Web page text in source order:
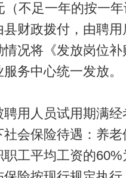
（不足一年的按一
县财政拨付，由聘用
况将《发放岗位补
务中心统一发放。
聘用人员试用期满
社会保险待遇：养
职工平均工资的60%